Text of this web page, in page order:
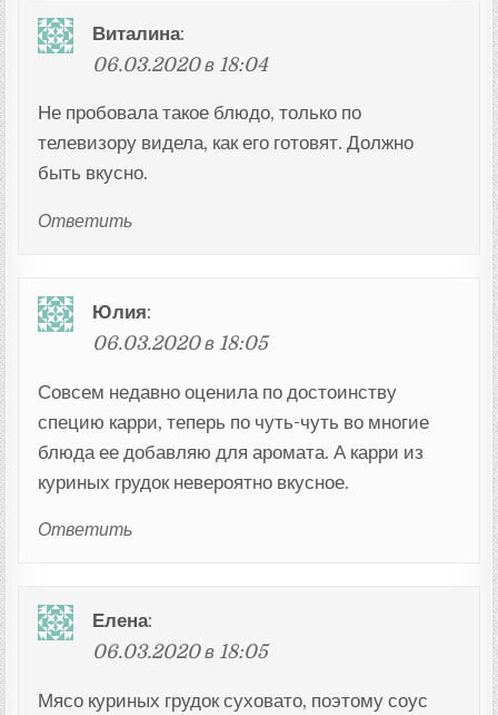
Виталина:
06.03.2020 в 18:04
Не пробовала такое блюдо, только по
телевизору видела, как его готовят. Должно
быть вкусно.
Ответить
Юлия:
06.03.2020 в 18:05
Совсем недавно оценила по достоинству
специю карри, теперь по чуть-чуть во многие
блюда ее добавляю для аромата. А карри из
куриных грудок невероятно вкусное.
Ответить
Елена:
06.03.2020 в 18:05
Мясо куриных грудок суховато, поэтому соус